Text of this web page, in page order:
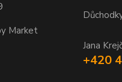
Market
Jana
+420